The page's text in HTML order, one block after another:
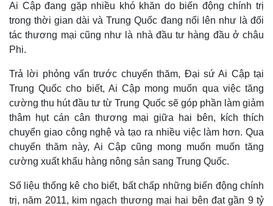
Ai Cập đang gặp nhiều khó khăn do biến động chính trị
trong thời gian dài và Trung Quốc đang nổi lên như là đối
tác thương mại cũng như là nhà đầu tư hàng đầu ở châu
Phi.
Trả lời phỏng vấn trước chuyến thăm, Đại sứ Ai Cập tại
Trung Quốc cho biết, Ai Cập mong muốn qua việc tăng
cường thu hút đầu tư từ Trung Quốc sẽ góp phần làm giảm
thâm hụt cán cân thương mại giữa hai bên, kích thích
chuyển giao công nghệ và tạo ra nhiều việc làm hơn. Qua
chuyến thăm này, Ai Cập cũng mong muốn muốn tăng
cường xuất khẩu hàng nông sản sang Trung Quốc.
Số liệu thống kê cho biết, bất chấp những biến động chính
trị, năm 2011, kim ngạch thương mại hai bên đạt gần 9 tỷ